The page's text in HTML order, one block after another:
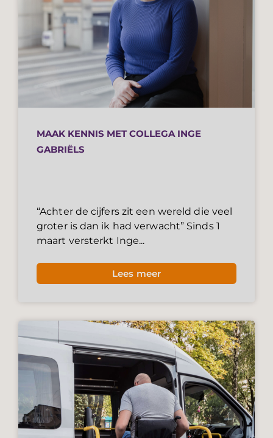
MAAK KENNIS MET COLLEGA INGE
GABRIËLS
“Achter de cijfers zit een wereld die veel
groter is dan ik had verwacht” Sinds 1
maart versterkt Inge...
Lees meer